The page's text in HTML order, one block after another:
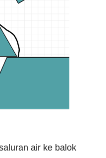
air ke balok